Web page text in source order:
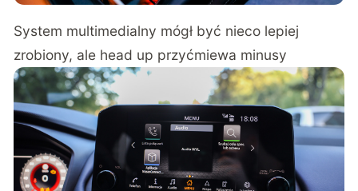
System multimedialny mógł być nieco lepiej
zrobiony, ale head up przyćmiewa minusy